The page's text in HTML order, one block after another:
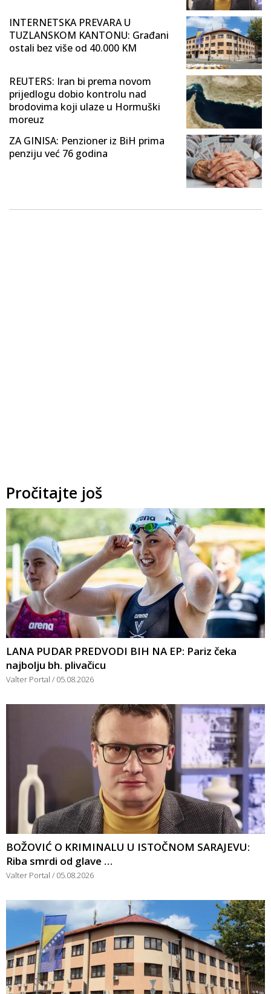
INTERNETSKA PREVARA U
TUZLANSKOM KANTONU: Građani
ostali bez više od 40.000 KM
REUTERS: Iran bi prema novom
prijedlogu dobio kontrolu nad
brodovima koji ulaze u Hormuški
moreuz
ZA GINISA: Penzioner iz BiH prima
penziju već 76 godina
Pročitajte još
LANA PUDAR PREDVODI BIH NA EP: Pariz čeka
najbolju bh. plivačicu
Valter Portal 05.08.2026
BOŽOVIĆ O KRIMINALU U ISTOČNOM SARAJEVU:
Riba smrdi od glave …
Valter Portal 05.08.2026